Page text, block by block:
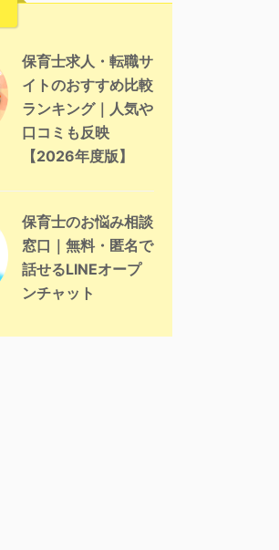
保育士求人・転職サ
イトのおすすめ比較
ランキング｜人気や
口コミも反映
【2026年度版】
保育士のお悩み相談
窓口｜無料・匿名で
話せるLINEオープ
ンチャット